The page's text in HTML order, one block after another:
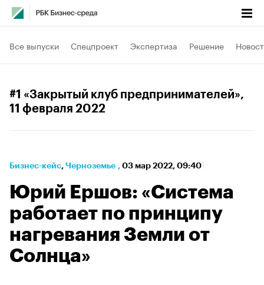
Все выпуски Спецпроект Экспертиза Решение
#1 «Закрытый клуб предпринимателей»,
11 февраля 2022
Бизнес-кейс⁠, Черноземье , 03 мар 2022, 09:40
Юрий Ершов: «Система
работает по принципу
нагревания Земли от
Солнца»